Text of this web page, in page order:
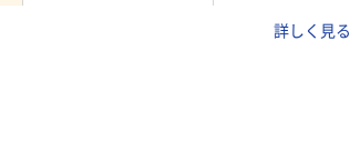
詳しく見る